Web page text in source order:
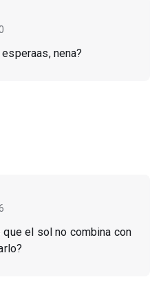
esperaas, nena?
que el sol no combina con